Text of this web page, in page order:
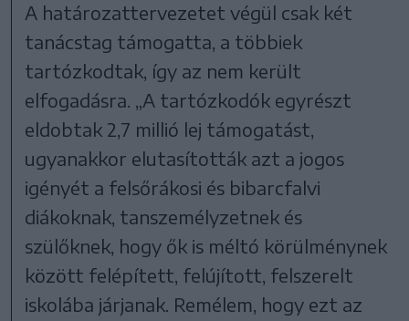
A határozattervezetet végül csak két
tanácstag támogatta, a többiek
tartózkodtak, így az nem került
elfogadásra. „A tartózkodók egyrészt
eldobtak 2,7 millió lej támogatást,
ugyanakkor elutasították azt a jogos
igényét a felsőrákosi és bibarcfalvi
diákoknak, tanszemélyzetnek és
szülőknek, hogy ők is méltó körülménynek
között felépített, felújított, felszerelt
iskolába járjanak. Remélem, hogy ezt az